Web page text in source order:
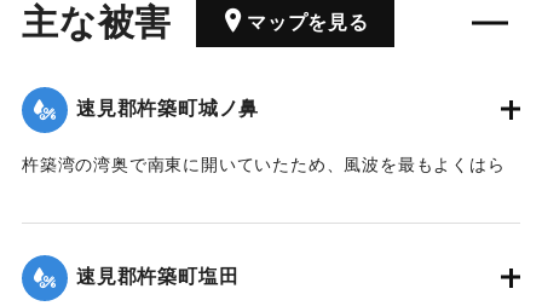
主な被害 マップを見る
速見郡杵築町城ノ鼻
杵築湾の湾奥で南東に開いていたため、風波を最もよくはら
により通常より155センチ水位が上昇した。
｜固有コード:00513033
速見郡杵築町塩田